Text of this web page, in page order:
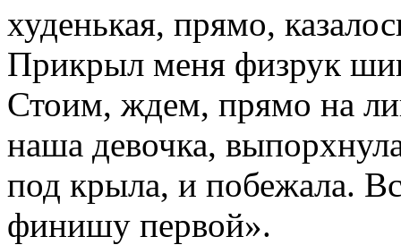
худенькая, прямо,
Прикрыл меня физрук
Стоим, ждем, прямо на
наша девочка,
под крыла, и побежала.
финишу первой».